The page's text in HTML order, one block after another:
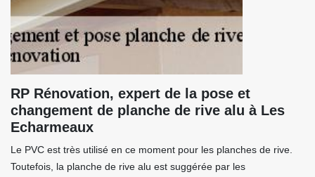
RP Rénovation, expert de la pose et
changement de planche de rive alu à Les
Echarmeaux
Le PVC est très utilisé en ce moment pour les planches de rive.
Toutefois, la planche de rive alu est suggérée par les